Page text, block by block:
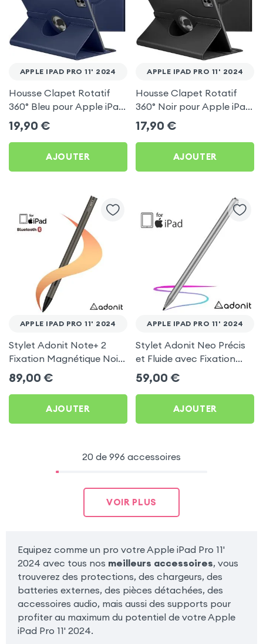
APPLE IPAD PRO 11' 2024
Housse Clapet Rotatif
360° Bleu pour Apple iPad
Pro 11' 2024
19,90 €
AJOUTER
APPLE IPAD PRO 11' 2024
Housse Clapet Rotatif
360° Noir pour Apple iPad
Pro 11' 2024
17,90 €
AJOUTER
APPLE IPAD PRO 11' 2024
Stylet Adonit Note+ 2
Fixation Magnétique Noir
Bronze pour Apple iPad
Pro 11' 2024
89,00 €
AJOUTER
APPLE IPAD PRO 11' 2024
Stylet Adonit Neo Précis
et Fluide avec Fixation
Magnétique - Gris pour
Apple iPad Pro 11' 2024
59,00 €
AJOUTER
20 de 996 accessoires
VOIR PLUS
Equipez comme un pro votre Apple iPad Pro 11'
2024 avec tous nos meilleurs accessoires, vous
trouverez des protections, des chargeurs, des
batteries externes, des pièces détachées, des
accessoires audio, mais aussi des supports pour
profiter au maximum du potentiel de votre Apple
iPad Pro 11' 2024.